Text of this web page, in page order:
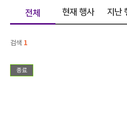
전체 현재 행사 지난
검색 1
종료